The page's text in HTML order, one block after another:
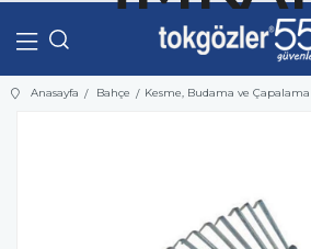
Üye Girişi Üye Ol
Anasayfa Bahçe Kesme, Budama ve